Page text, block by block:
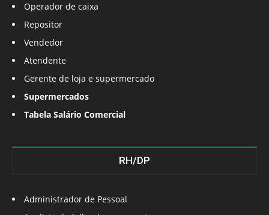
Operador de caixa
Repositor
Vendedor
Atendente
Gerente de loja e supermercado
Supermercados
Tabela Salário Comercial
RH/DP
Administrador de Pessoal